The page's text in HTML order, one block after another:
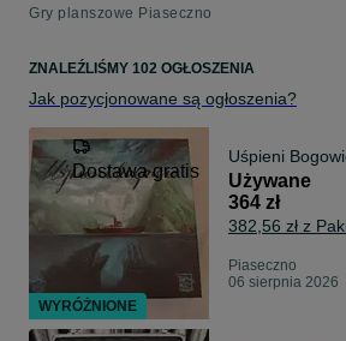
Gry planszowe Piaseczno
ZNALEŹLIŚMY 102 OGŁOSZENIA
Jak pozycjonowane są ogłoszenia?
Dostawa gratis
Uśpieni
Używane
364 zł
382,56 zł z
Piaseczno
06 sierpnia 2026
WYRÓŻNIONE